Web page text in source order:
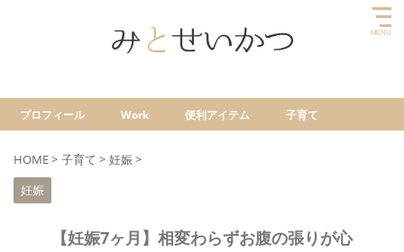
プロフィール Work 便利アイテム 子育て
HOME> 子育て > 妊娠>
妊娠
【妊娠7ヶ月】相変わらずお腹の張りが心